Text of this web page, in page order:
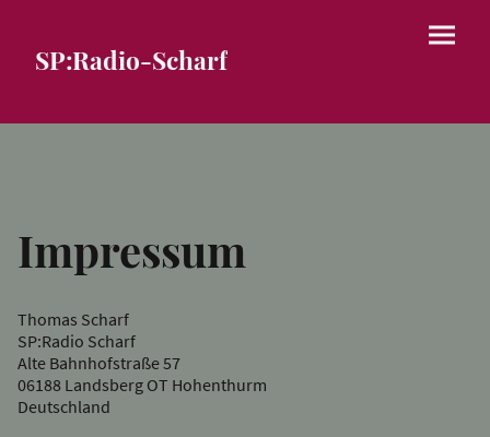
SP:Radio-Scharf
Impressum
Thomas Scharf
SP:Radio Scharf
Alte Bahnhofstraße 57
06188 Landsberg OT Hohenthurm
Deutschland